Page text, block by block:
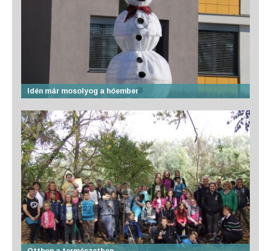
Idén már mosolyog a hóember